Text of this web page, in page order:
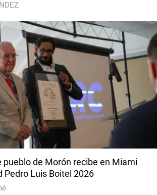
pueblo de Morón recibe en Miami
Pedro Luis Boitel 2026